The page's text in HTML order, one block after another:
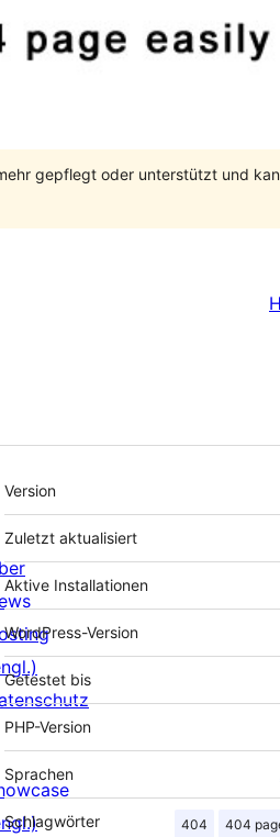
gepflegt oder unterstützt und
Meta
Version
Zuletzt aktualisiert
Aktive Installationen
WordPress-Version
Getestet bis
PHP-Version
Sprachen
Schlagwörter 404 404